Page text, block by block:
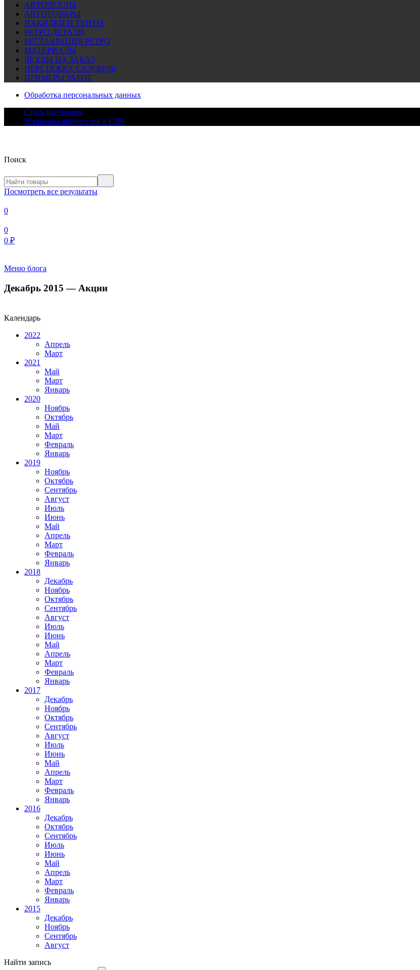
АВТОЧЕХЛЫ
АВТОТОВАРЫ
НАКИДКИ И ТЕНТЫ
РЕТРО ДЕТАЛИ
РЕСТАВРАЦИЯ РЕТРО
МАТЕРИАЛЫ
ЧЕХЛЫ НА ЗАКАЗ
ПЕРЕТЯЖКА САЛОНОВ
ПРИМЕРЫ РАБОТ
Обработка персональных данных
Стать партнером
Установка авточехлов в СПб
Поиск
Посмотреть все результаты
0
0
0 ₽
Меню блога
Декабрь 2015 — Акции
Календарь
2022
Апрель
Март
2021
Май
Март
Январь
2020
Ноябрь
Октябрь
Май
Март
Февраль
Январь
2019
Ноябрь
Октябрь
Сентябрь
Август
Июль
Июнь
Май
Апрель
Март
Февраль
Январь
2018
Декабрь
Ноябрь
Октябрь
Сентябрь
Август
Июль
Июнь
Май
Апрель
Март
Февраль
Январь
2017
Декабрь
Ноябрь
Октябрь
Сентябрь
Август
Июль
Июнь
Май
Апрель
Март
Февраль
Январь
2016
Декабрь
Октябрь
Сентябрь
Июль
Июнь
Май
Апрель
Март
Февраль
Январь
2015
Декабрь
Ноябрь
Сентябрь
Август
Найти запись